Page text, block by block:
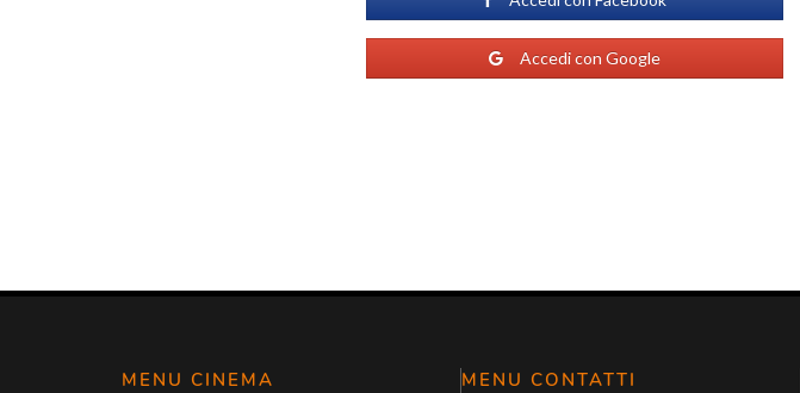
MENU CINEMA MENU CONTATTI